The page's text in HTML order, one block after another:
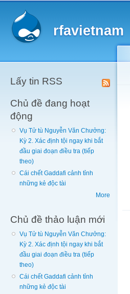
rfavietnam
Lấy tin RSS
Chủ đề đang hoạt
động
Vụ Tử tù Nguyễn Văn Chưởng:
Kỳ 2. Xác định tội ngay khi bắt
đầu giai đoạn điều tra (tiếp
theo)
Cái chết Gaddafi cảnh tỉnh
những kẻ độc tài
More
Chủ đề thảo luận mới
Vụ Tử tù Nguyễn Văn Chưởng:
Kỳ 2. Xác định tội ngay khi bắt
đầu giai đoạn điều tra (tiếp
theo)
Cái chết Gaddafi cảnh tỉnh
những kẻ độc tài